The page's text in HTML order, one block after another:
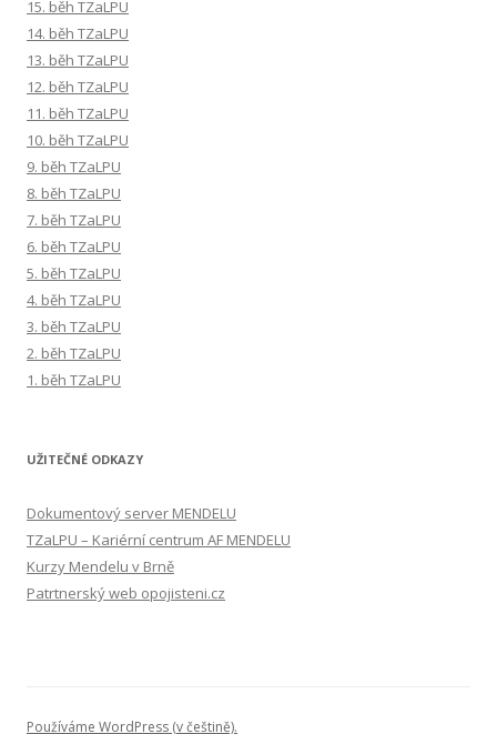
15. běh TZaLPU
14. běh TZaLPU
13. běh TZaLPU
12. běh TZaLPU
11. běh TZaLPU
10. běh TZaLPU
9. běh TZaLPU
8. běh TZaLPU
7. běh TZaLPU
6. běh TZaLPU
5. běh TZaLPU
4. běh TZaLPU
3. běh TZaLPU
2. běh TZaLPU
1. běh TZaLPU
UŽITEČNÉ ODKAZY
Dokumentový server MENDELU
TZaLPU – Kariérní centrum AF MENDELU
Kurzy Mendelu v Brně
Patrtnerský web opojisteni.cz
Používáme WordPress (v češtině).